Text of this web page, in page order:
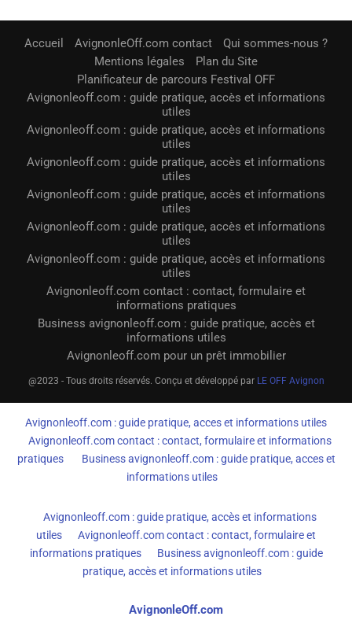
Accueil AvignonleOff.com contact
Qui sommes-nous ?
Mentions légales
Plan du Site
Planificateur de parcours Festival OFF
Avignonleoff.com : guide pratique, accès et informations
utiles
Avignonleoff.com : guide pratique, accès et informations
utiles
Avignonleoff.com : guide pratique, accès et informations
utiles
Avignonleoff.com : guide pratique, accès et informations
utiles
Avignonleoff.com : guide pratique, accès et informations
utiles
Avignonleoff.com : guide pratique, accès et informations
utiles
Avignonleoff.com contact : contact, formulaire et
informations pratiques
Business avignonleoff.com : guide pratique, accès et
informations utiles
Avignonleoff.com pour un prêt immobilier
@2023 - Tous droits réservés. Conçu et développé par LE OFF Avignon
Avignonleoff.com : guide pratique, acces et informations utiles
Avignonleoff.com contact : contact, formulaire et informations
pratiques
Business avignonleoff.com : guide pratique, acces et
informations utiles
Avignonleoff.com : guide pratique, accès et informations
utiles
Avignonleoff.com contact : contact, formulaire et
informations pratiques
Business avignonleoff.com : guide
pratique, accès et informations utiles
AvignonleOff.com